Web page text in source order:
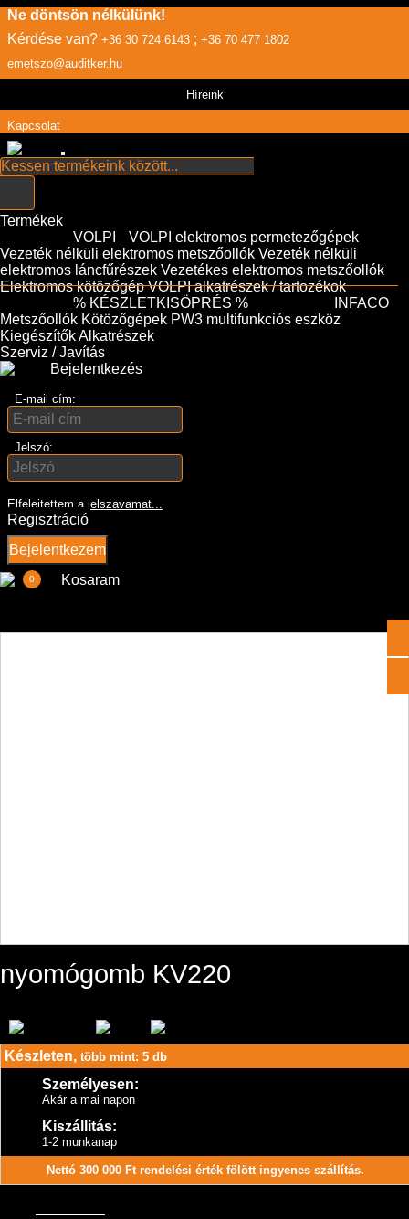
Ne döntsön nélkülünk!
Kérdése van? +36 30 724 6143 ; +36 70 477 1802
emetszo@auditker.hu
Híreink
Kapcsolat
Termékek
VOLPI
VOLPI elektromos permetezőgépek
Vezeték nélküli elektromos metszőollók Vezeték nélküli
elektromos láncfűrészek Vezetékes elektromos metszőollók
Elektromos kötözőgép VOLPI alkatrészek / tartozékok
% KÉSZLETKISÖPRÉS %
INFACO
Metszőollók Kötözőgépek PW3 multifunkciós eszköz
KiegészítőkAlkatrészek
Szerviz / Javítás
Bejelentkezés
E-mail cím:
Jelszó:
Elfelejtettem a jelszavamat...
Regisztráció
Bejelentkezem
Kosaram
0
nyomógomb KV220
Készleten, több mint: 5 db
Személyesen:
Akár a mai napon
Kiszállitás:
1-2 munkanap
Nettó 300 000 Ft rendelési érték fölött ingyenes szállítás.